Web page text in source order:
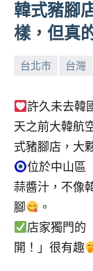
路、
旅
遊
目
賓、
News
金
號
節
目
班
底、
韓式豬腳
樣，但真
台北市 台灣
小
No
許久未去韓
天之前大韓航
式豬腳店，大
位於中山區
蒜醬汁，不像
腳
。
店家獨門的
開！」很有趣